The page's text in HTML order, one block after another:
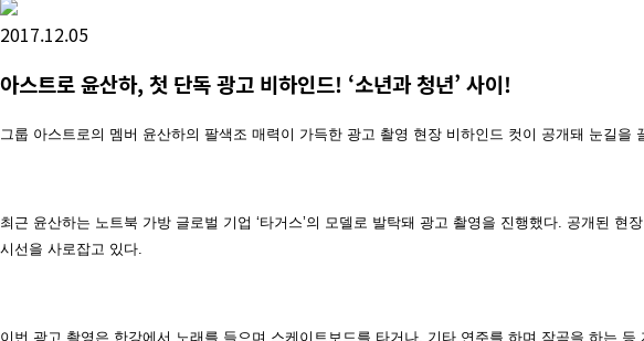
2017.12.05
아스트로 윤산하, 첫 단독 광고 비하인드! ‘소년과 청년’ 사이!
그룹 아스트로의 멤버 윤산하의 팔색조 매력이 가득한 광고 촬영 현장 비하인드 컷이 공개돼 눈길을
최근 윤산하는 노트북 가방 글로벌 기업 ‘타거스’의 모델로 발탁돼 광고 촬영을 진행했다. 공개된
시선을 사로잡고 있다.
이번 광고 촬영은 한강에서 노래를 들으며 스케이트보드를 타거나, 기타 연주를 하며 작곡을 하는